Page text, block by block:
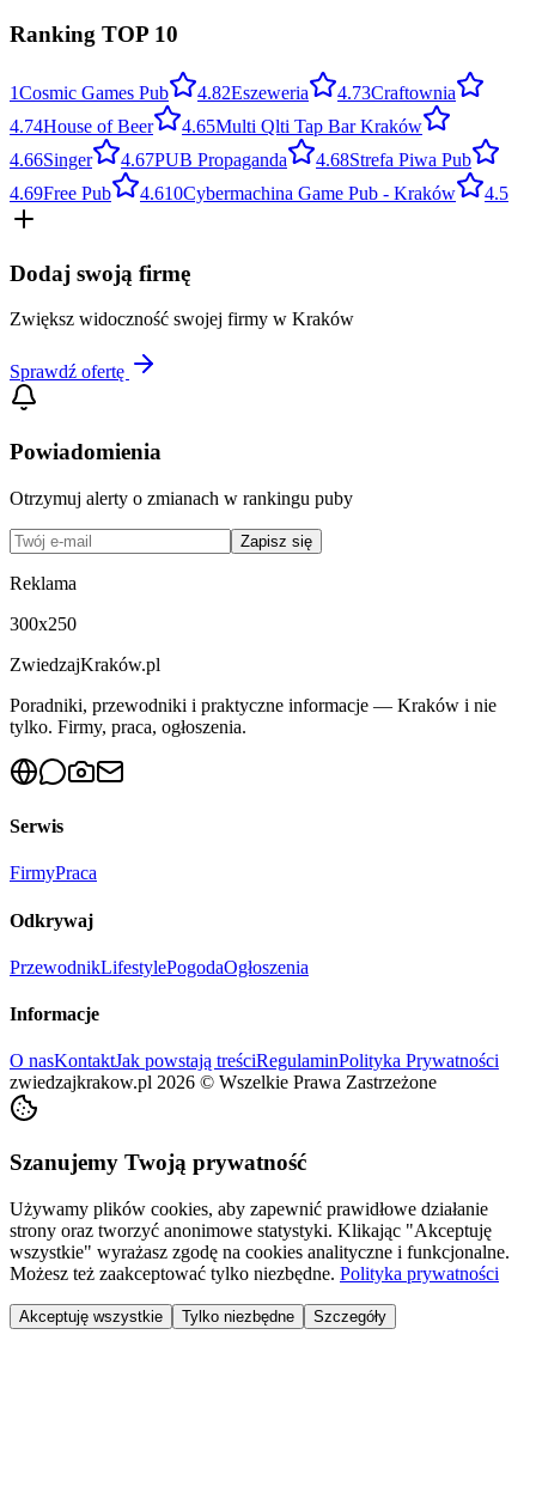
Ranking TOP 10
1Cosmic Games Pub 4.82Eszeweria 4.73Craftownia
4.74House of Beer 4.65Multi Qlti Tap Bar Kraków
4.66Singer 4.67PUB Propaganda 4.68Strefa Piwa Pub
4.69Free Pub 4.610Cybermachina Game Pub - Kraków 4.5
Dodaj swoją firmę
Zwiększ widoczność swojej firmy w Kraków
Sprawdź ofertę
Powiadomienia
Otrzymuj alerty o zmianach w rankingu puby
Zapisz się
Reklama
300x250
ZwiedzajKraków.pl
Poradniki, przewodniki i praktyczne informacje — Kraków i nie
tylko. Firmy, praca, ogłoszenia.
Serwis
FirmyPraca
Odkrywaj
PrzewodnikLifestylePogodaOgłoszenia
Informacje
O nasKontaktJak powstają treściRegulaminPolityka Prywatności
zwiedzajkrakow.pl 2026 © Wszelkie Prawa Zastrzeżone
Szanujemy Twoją prywatność
Używamy plików cookies, aby zapewnić prawidłowe działanie
strony oraz tworzyć anonimowe statystyki. Klikając "Akceptuję
wszystkie" wyrażasz zgodę na cookies analityczne i funkcjonalne.
Możesz też zaakceptować tylko niezbędne. Polityka prywatności
Akceptuję wszystkie Tylko niezbędne Szczegóły